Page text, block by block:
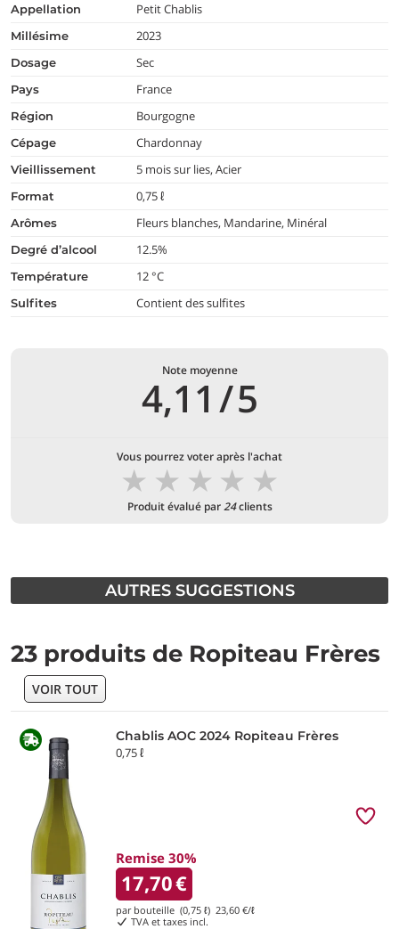
appellation Petit Chablis
millésime 2023
dosage Sec
pays France
région Bourgogne
cépage Chardonnay
vieillissement 5 mois sur lies, Acier
format 0,75 ℓ
arômes Fleurs blanches, Mandarine, Minéral
degré d’alcool 12.5%
température 12 °C
Sulfites Contient des sulfites
Note moyenne
4,11 /5
Vous pourrez voter après l'achat
★
★
★
★
★
Produit évalué par24clients
AUTRES SUGGESTIONS
23 produits de Ropiteau Frères
VOIR TOUT
Chablis AOC 2024 Ropiteau Frères
0,75 ℓ
Remise 30%
17,70€
par bouteille (0,75 ℓ) 23,60 €/ℓ
TVA et taxes incl.